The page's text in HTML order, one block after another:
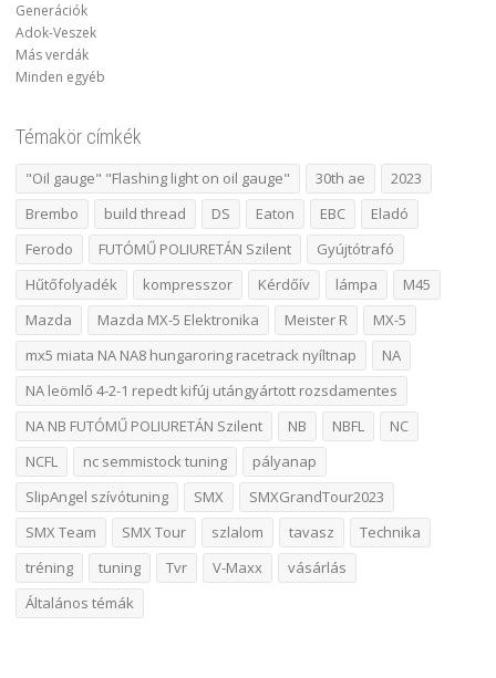
Generációk
Adok-Veszek
Más verdák
Minden egyéb
Témakör címkék
"Oil gauge" "Flashing light on oil gauge" 30th ae
2023
Brembo
build thread DS Eaton EBC
Eladó
Ferodo
FUTÓMŰ POLIURETÁN Szilent
Gyújtótrafó
Hűtőfolyadék
kompresszor Kérdőív lámpa
M45
Mazda
Mazda MX-5 Elektronika Meister R
MX-5
mx5 miata NA NA8 hungaroring racetrack nyíltnap
NA
NA leömlő 4-2-1 repedt kifúj utángyártott rozsdamentes
NA NB FUTÓMŰ POLIURETÁN Szilent
NB NBFL
NC
NCFL
nc semmistock tuning
pályanap
SlipAngel szívótuning
SMX
SMXGrandTour2023
SMX Team
SMX Tour szlalom tavasz
Technika
tréning
tuning Tvr V-Maxx
vásárlás
Általános témák